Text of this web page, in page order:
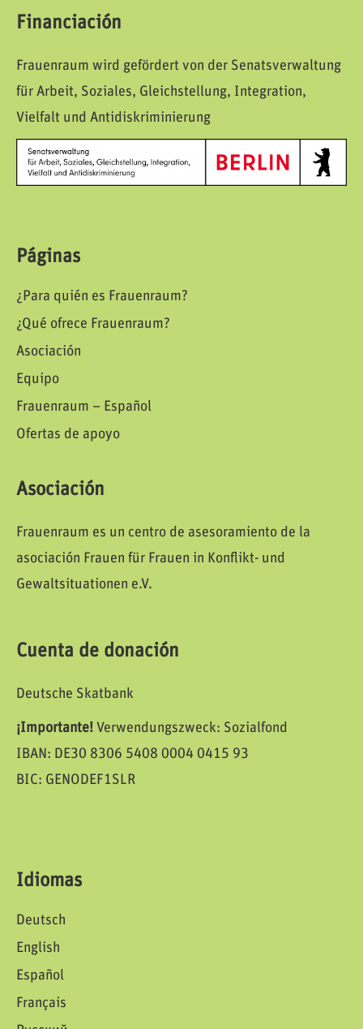
Financiación
Frauenraum wird gefördert von der Senatsverwaltung
für Arbeit, Soziales, Gleichstellung, Integration,
Vielfalt und Antidiskriminierung
Páginas
¿Para quién es Frauenraum?
¿Qué ofrece Frauenraum?
Asociación
Equipo
Frauenraum – Español
Ofertas de apoyo
Asociación
Frauenraum es un centro de asesoramiento de la
asociación Frauen für Frauen in Konflikt- und
Gewaltsituationen e.V.
Cuenta de donación
Deutsche Skatbank
¡Importante! Verwendungszweck: Sozialfond
IBAN: DE30 8306 5408 0004 0415 93
BIC: GENODEF1SLR
Idiomas
Deutsch
English
Español
Français